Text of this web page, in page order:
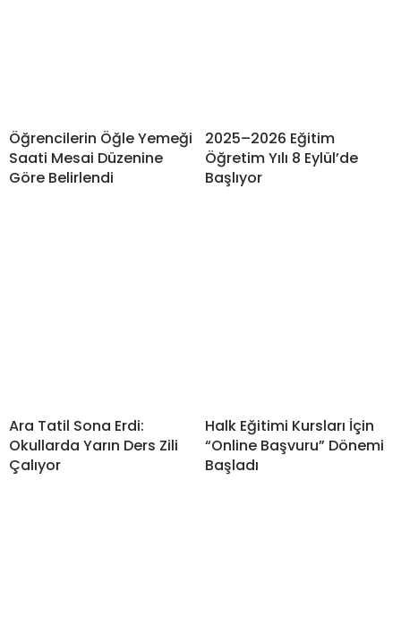
Öğrencilerin Öğle Yemeği
Saati Mesai Düzenine
Göre Belirlendi
2025–2026 Eğitim
Öğretim Yılı 8 Eylül’de
Başlıyor
Ara Tatil Sona Erdi:
Okullarda Yarın Ders Zili
Çalıyor
Halk Eğitimi Kursları İçin
“Online Başvuru” Dönemi
Başladı